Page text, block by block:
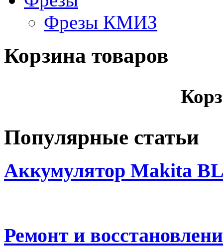
Фрезы КМИЗ
Корзина товаров
Популярные статьи
Аккумулятор Makita
Ремонт и